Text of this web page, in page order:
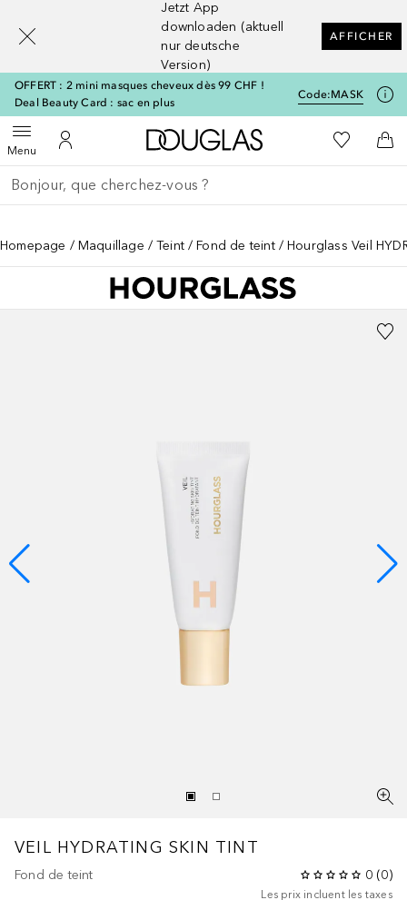
Jetzt App
downloaden (aktuell
nur deutsche
Version)
AFFICHER
OFFERT : 2 mini masques cheveux dès 99 CHF !
Deal Beauty Card : sac en plus
Code:MASK
MenuOuvrir le menuVers Mon Compte
Vers l'accueil Douglas
Vers Ma
Retourner
Exécuter la recherche
Homepage Maquillage Teint Fond de teint Hourglass Veil
VEIL HYDRATING SKIN TINT
Fond de teint 0 (0)
Les prix incluent les taxes
[navigation.slideout.screenreader]